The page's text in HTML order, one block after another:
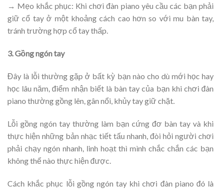
→ Mẹo khắc phục: Khi chơi đàn piano yêu cầu các bạn phải
giữ cổ tay ở một khoảng cách cao hơn so với mu bàn tay,
tránh trường hợp cổ tay thấp.
3. Gồng ngón tay
Đây là lỗi thường gặp ở bất kỳ bạn nào cho dù mới học hay
học lâu năm, điểm nhận biết là bàn tay của bạn khi chơi đàn
piano thường gồng lên, gân nổi, khủy tay giữ chặt.
Lỗi gồng ngón tay thường làm bạn cứng đơ bàn tay và khi
thực hiện những bản nhạc tiết tấu nhanh, đòi hỏi người chơi
phải chạy ngón nhanh, linh hoạt thì mình chắc chắn các bạn
không thể nào thực hiện được.
Cách khắc phục lỗi gồng ngón tay khi chơi đàn piano đó là